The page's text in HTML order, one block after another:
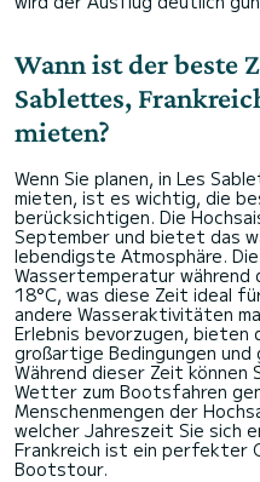
Wann ist der beste
Sablettes,
mieten?
Wenn Sie planen, in Les
mieten, ist es wichtig, die
berücksichtigen. Die
September und bietet das
lebendigste Atmosphäre.
Wassertemperatur
18°C, was diese Zeit ideal
andere Wasseraktivitäten
Erlebnis bevorzugen,
großartige Bedingungen
Während dieser Zeit können
Wetter zum Bootsfahren
Menschenmengen der
welcher Jahreszeit Sie sich
Frankreich ist ein perfekter
Bootstour.